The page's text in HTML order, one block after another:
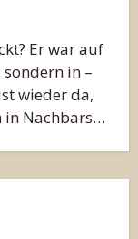
Er war auf
in –
wieder da,
in Nachbars…